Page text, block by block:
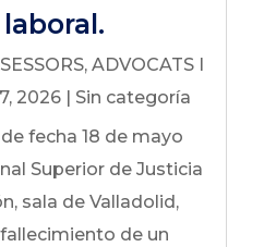
ADVOCATS I
2026| Sin categoría
fecha 18 de mayo
Superior de Justicia
sala de Valladolid,
de un